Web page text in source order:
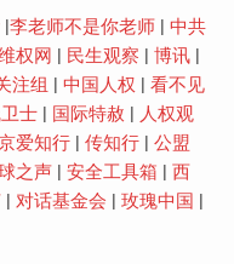
|李老师不是你老师| 中共
权网 | 民生观察 | 博讯|
注组 | 中国人权 | 看不见
士| 国际特赦 | 人权观
爱知行| 传知行| 公盟
之声| 安全工具箱 | 西
| 对话基金会 | 玫瑰中国 |